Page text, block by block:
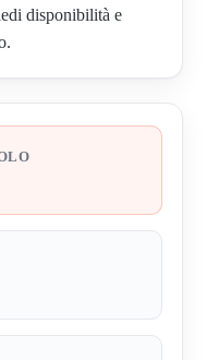
disponibilità e